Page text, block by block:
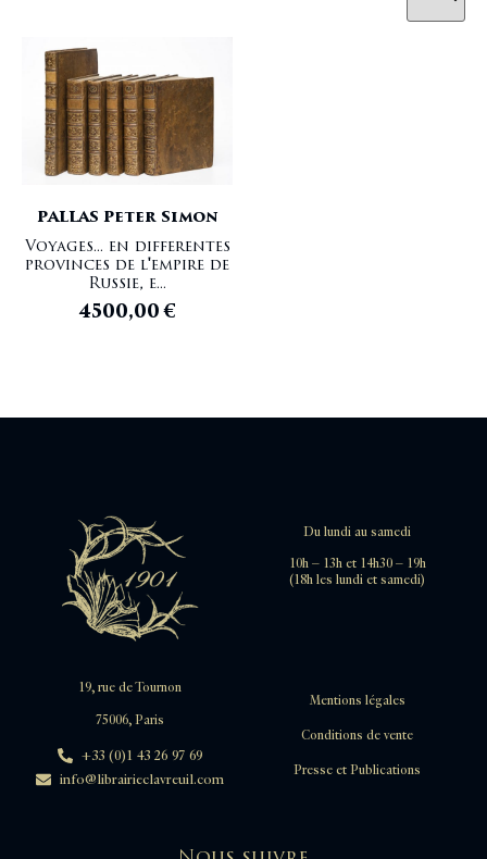
PALLAS Peter Simon
Voyages... en differentes
provinces de l'empire de
Russie, e...
4500,00€
Du lundi au samedi
10h – 13h et 14h30 – 19h
(18h les lundi et samedi)
19, rue de Tournon
75006, Paris
+33 (0)1 43 26 97 69
info@librairieclavreuil.com
Mentions légales
Conditions de vente
Presse et Publications